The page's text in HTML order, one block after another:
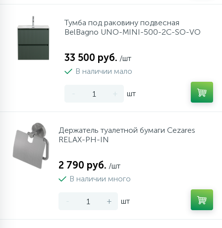
Тумба под раковину подвесная
BelBagno UNO-MINI-500-2C-SO-VO
33 500 руб. /шт
В наличии мало
- + шт
Держатель туалетной бумаги Cezares
RELAX-PH-IN
2 790 руб. /шт
В наличии много
- + шт